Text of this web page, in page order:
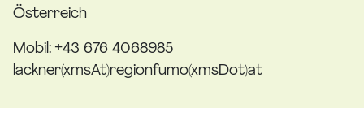
Österreich
Mobil: +43 676 4068985
lackner(xmsAt)regionfumo(xmsDot)at